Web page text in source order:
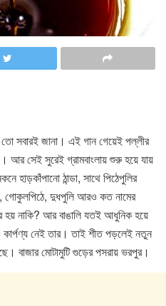
তো সবারই জানা। এই গান গেয়েই পল্লীর
আর সেই সুরেই গ্রামবাংলায় শুরু হয়ে যায়
হাড়কাঁপানো ঠান্ডা, সাথে পিঠেপুলির
গোকুলপিঠে, দুধপুলি আরও কত নামের
হয় নাকি? আর বাঙালি যতই আধুনিক হয়ে
নেই তার। তাই শীত পড়লেই নতুন
বাজার মোটামুটি গুড়ের পসরায় ভরপুর।